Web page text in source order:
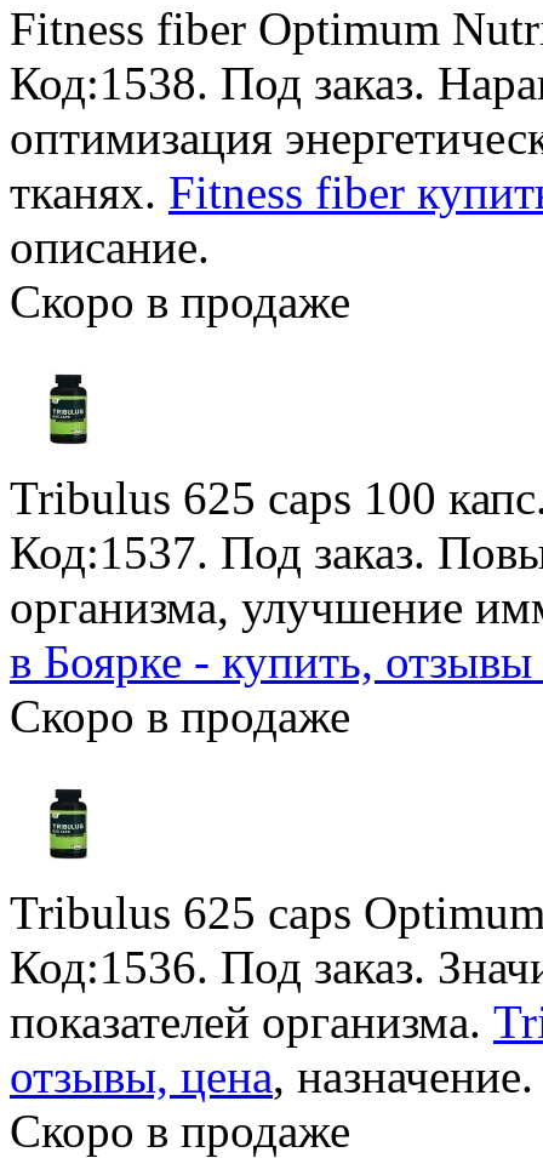
Fitness fiber Optimum
Код:1538. Под заказ.
оптимизация
тканях. Fitness fiber
описание.
Скоро в продаже
Tribulus 625 caps 100
Код:1537. Под заказ.
организма, улучшение
в Боярке - купить, отзывы
Скоро в продаже
Tribulus 625 caps
Код:1536. Под заказ.
показателей организма.
отзывы, цена, назначение.
Скоро в продаже